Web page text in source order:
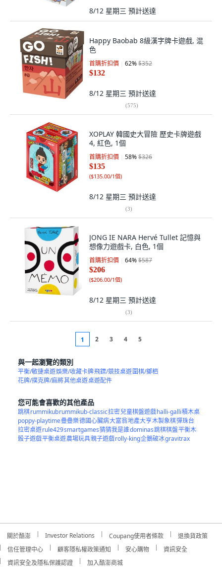
8/12 星期三 預計送達
Happy Baobab 8級漢字牌卡遊戲, 混
色
首購折扣價 62%$352
$132
8/12 星期三 預計送達
(575)
XOPLAY 韓國史大冒險 歷史卡牌遊戲
4, 紅色, 1個
首購折扣價 58%$326
$135
($135.00/1個)
8/12 星期三 預計送達
(3)
JONG IE NARA Hervé Tullet 記憶與
想像力遊戲卡, 白色, 1個
首購折扣價 64%$587
$206
($206.00/1個)
8/12 星期三 預計送達
(3)
1 2 3 4 5
與一起瀏覽的類別
平衡/敏捷桌遊娛樂/收藏卡牌飛鏢/競技桌遊圍棋/擲柶
花牌/撲克牌/麻將其他桌遊桌遊配件
您可能會喜歡的其他產品
跳棋rummikubrummikub-classic拉密兒童棋盤遊戲halli-galli積木桌
poppy-playtime疊疊樂德國心臟病大富翁地產大亨木製象棋彈珠台
拉密桌遊rule429smartgames猜猜我是誰dominas跳棋棋盤平衡木
骰子遊戲平衡桌遊農場玩具親子遊戲rolly-king企鵝破冰gravitrax
關於酷澎 Investor Relations Coupang使用者條款
退換貨政策
信任管理中心
顧客隱私權政策通知 安心購物
資訊安全
資訊安全及隱私保護認證
加入酷澎商城